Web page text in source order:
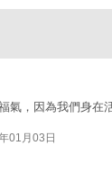
氣，因為我們身在
01月03日